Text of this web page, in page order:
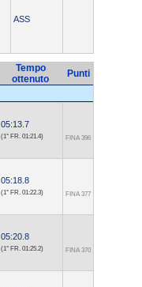
ASS
Tempo
ottenuto
Punti
05:13.7
(1° FR. 01:21.4) FINA 396
05:18.8
(1° FR. 01:22.3) FINA 377
05:20.8
(1° FR. 01:25.2) FINA 370